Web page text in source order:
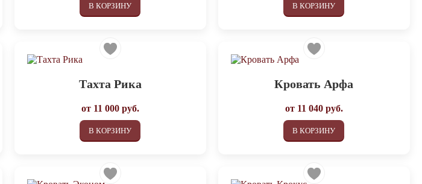
В КОРЗИНУ В КОРЗИНУ
Тахта Рика
от 11 000руб.
В КОРЗИНУ
Кровать Арфа
от 11 040руб.
В КОРЗИНУ